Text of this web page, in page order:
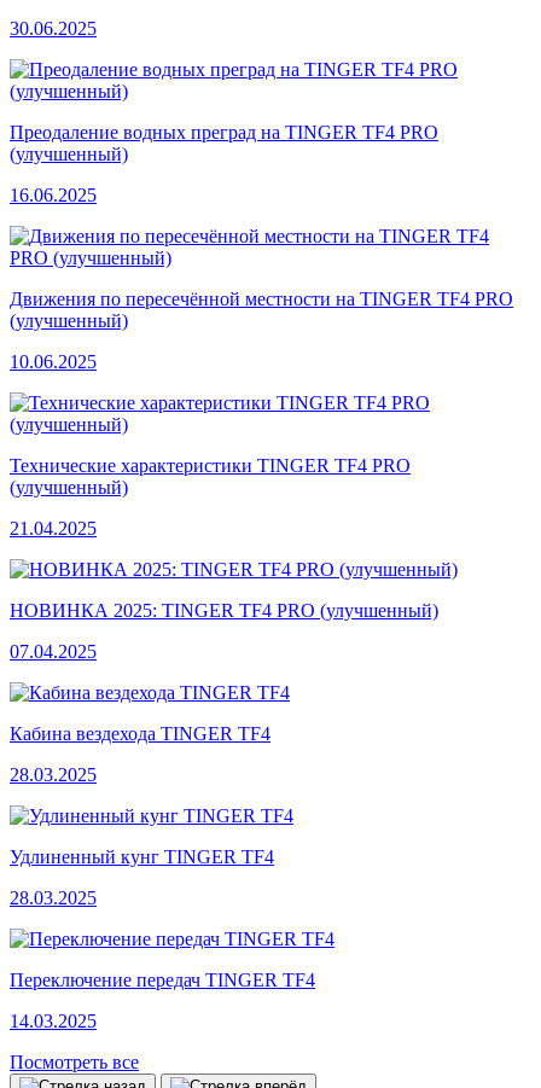
30.06.2025
Преодаление водных преград на TINGER TF4 PRO
(улучшенный)
16.06.2025
Движения по пересечённой местности на TINGER TF4 PRO
(улучшенный)
10.06.2025
Технические характеристики TINGER TF4 PRO
(улучшенный)
21.04.2025
НОВИНКА 2025: TINGER TF4 PRO (улучшенный)
07.04.2025
Кабина вездехода TINGER TF4
28.03.2025
Удлиненный кунг TINGER TF4
28.03.2025
Переключение передач TINGER TF4
14.03.2025
Посмотреть все